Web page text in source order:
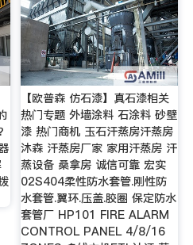
【欧普森 仿石漆】真石漆相关
热门专题 外墙涂料 石涂料 砂壁
漆 热门商机 玉石汗蒸房汗蒸房
沐森 汗蒸房厂家 家用汗蒸房 汗
蒸设备 桑拿房 诚信可靠 宏实
02S404柔性防水套管.刚性防
水套管.翼环.压盖.胶圈 保定防水
套管厂 HP101 FIRE ALARM
CONTROL PANEL 4/8/16